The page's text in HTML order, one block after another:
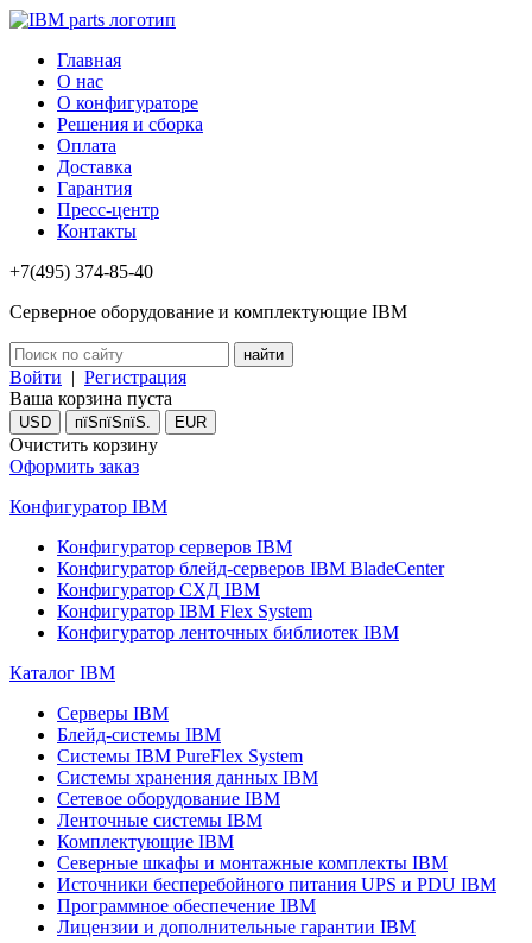
Главная
О нас
О конфигураторе
Решения и сборка
Оплата
Доставка
Гарантия
Пресс-центр
Контакты
+7(495) 374-85-40
Серверное оборудование и комплектующие IBM
Войти | Регистрация
Ваша корзина пуста
USD пїЅпїЅпїЅ. EUR
Очистить корзину
Оформить заказ
Конфигуратор IBM
Конфигуратор серверов IBM
Конфигуратор блейд-серверов IBM BladeCenter
Конфигуратор СХД IBM
Конфигуратор IBM Flex System
Конфигуратор ленточных библиотек IBM
Каталог IBM
Серверы IBM
Блейд-системы IBM
Системы IBM PureFlex System
Системы хранения данных IBM
Сетевое оборудование IBM
Ленточные системы IBM
Комплектующие IBM
Северные шкафы и монтажные комплекты IBM
Источники бесперебойного питания UPS и PDU IBM
Программное обеспечение IBM
Лицензии и дополнительные гарантии IBM